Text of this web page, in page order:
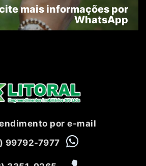
mais informações por
WhatsApp
por e-mail
99792-7977